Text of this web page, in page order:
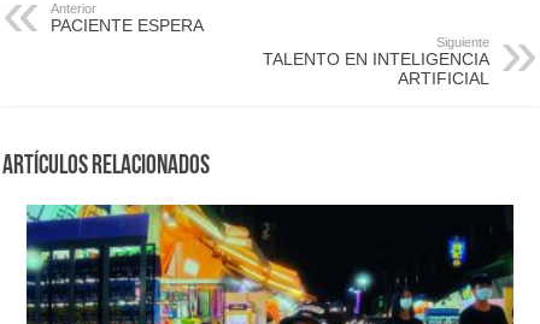
Anterior
PACIENTE ESPERA
Siguiente
TALENTO EN INTELIGENCIA
ARTIFICIAL
Artículos Relacionados